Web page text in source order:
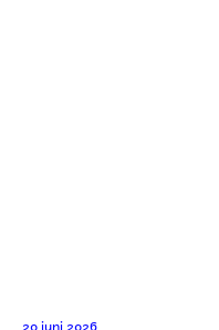
20 juni 2026